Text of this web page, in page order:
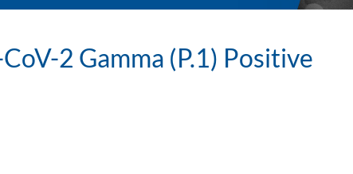
2 Gamma (P.1) Positive